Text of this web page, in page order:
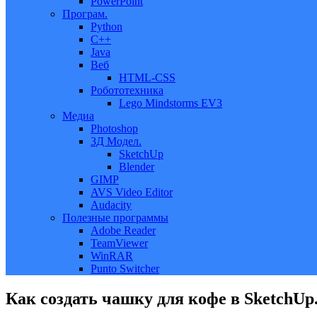
Програм.
Python
C++
Java
Веб
HTML-CSS
Робототехника
Lego Mindstorms EV3
Медиа
Photoshop
3Д Модел.
SketchUp
Blender
GIMP
AVS Video Editor
Audacity
Полезные программы
Adobe Reader
TeamViewer
WinRAR
Punto Switcher
Как создать чашку для кофе в